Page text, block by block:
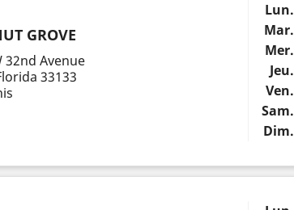
GROVE
32nd Avenue
33133
Lun.
Mar.
Mer.
Jeu.
Ven.
Sam.
Dim.